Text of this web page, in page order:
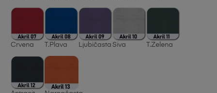
Crvena T.Plava Ljubičasta Siva T.Zelena